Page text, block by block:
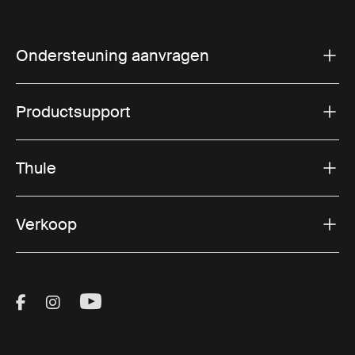
Ondersteuning aanvragen
Productsupport
Thule
Verkoop
Visit Thule on Facebook (external link)
Visit Thule on Instagram (external link)
Visit Thule on Youtube (external